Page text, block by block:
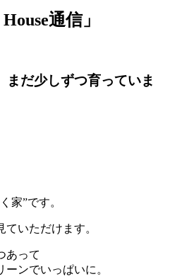
通信」
まだ少しずつ育っていま
家”です。
いただけます。
あって
ンでいっぱいに。